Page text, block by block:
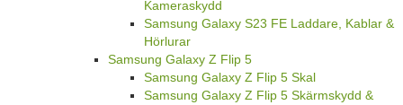
Kameraskydd
Samsung Galaxy S23 FE Laddare, Kablar &
Hörlurar
Samsung Galaxy Z Flip 5
Samsung Galaxy Z Flip 5 Skal
Samsung Galaxy Z Flip 5 Skärmskydd &